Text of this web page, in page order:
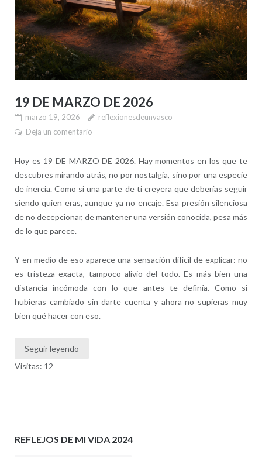
19 DE MARZO DE 2026
marzo 19, 2026
reflexionesdeunvasco
Deja un comentario
Hoy es 19 DE MARZO DE 2026. Hay momentos en los que te
descubres mirando atrás, no por nostalgia, sino por una especie
de inercia. Como si una parte de ti creyera que deberías seguir
siendo quien eras, aunque ya no encaje. Esa presión silenciosa
de no decepcionar, de mantener una versión conocida, pesa más
de lo que parece.
Y en medio de eso aparece una sensación difícil de explicar: no
es tristeza exacta, tampoco alivio del todo. Es más bien una
distancia incómoda con lo que antes te definía. Como si
hubieras cambiado sin darte cuenta y ahora no supieras muy
bien qué hacer con eso.
Seguir leyendo
Visitas: 12
REFLEJOS DE MI VIDA 2024